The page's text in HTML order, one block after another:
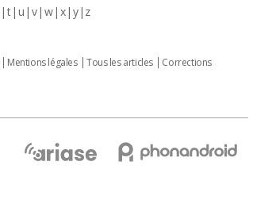
t u v w x y z
Mentions légales Tous les articles
Corrections